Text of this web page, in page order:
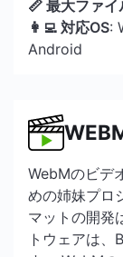
📏 最大ファ
👩‍💻 対応OS:
Android
WebMのビデ
めの姉妹プロ
マットの開発
トウェアは、